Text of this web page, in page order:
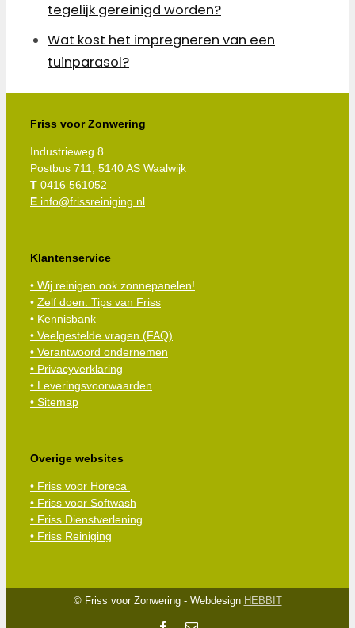
tegelijk gereinigd worden?
Wat kost het impregneren van een
tuinparasol?
Friss voor Zonwering
Industrieweg 8
Postbus 711, 5140 AS Waalwijk
T 0416 561052
E info@frissreiniging.nl
Klantenservice
• Wij reinigen ook zonnepanelen!
• Zelf doen: Tips van Friss
• Kennisbank
• Veelgestelde vragen (FAQ)
• Verantwoord ondernemen
• Privacyverklaring
• Leveringsvoorwaarden
• Sitemap
Overige websites
• Friss voor Horeca
• Friss voor Softwash
• Friss Dienstverlening
• Friss Reiniging
© Friss voor Zonwering - Webdesign HEBBIT